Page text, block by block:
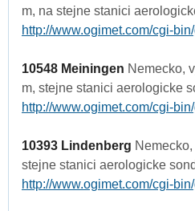
m, na stejne stanici
http://www.ogimet.com/cgi-
10548 Meiningen Nemecko,
m, stejne stanici aerologicke
http://www.ogimet.com/cgi-
10393 Lindenberg
stejne stanici aerologicke
http://www.ogimet.com/cgi-